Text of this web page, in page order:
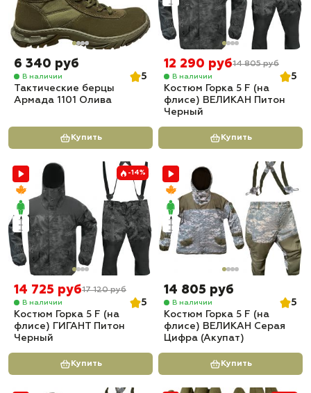
6 340 руб
В наличии
5
Тактические берцы
Армада 1101 Олива
Купить
12 290 руб14 805 руб
В наличии
5
Костюм Горка 5 F (на
флисе) ВЕЛИКАН Питон
Черный
Купить
-14%
14 725 руб17 120 руб
В наличии
5
Костюм Горка 5 F (на
флисе) ГИГАНТ Питон
Черный
Купить
14 805 руб
В наличии
5
Костюм Горка 5 F (на
флисе) ВЕЛИКАН Серая
Цифра (Акупат)
Купить